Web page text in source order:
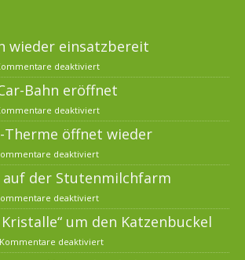
wieder einsatzbereit
deaktiviert
Bahn eröffnet
deaktiviert
Therme öffnet wieder
deaktiviert
der Stutenmilchfarm
deaktiviert
um den Katzenbuckel
Kommentare deaktiviert